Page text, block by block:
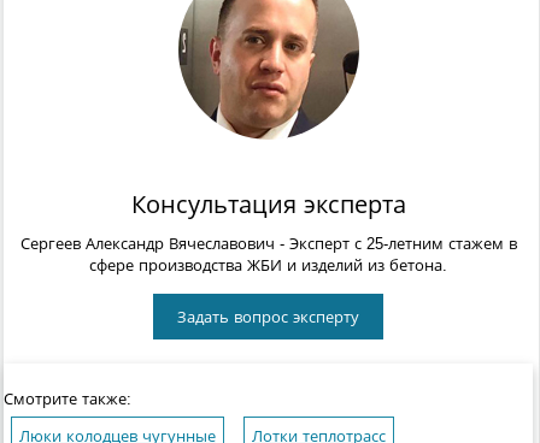
Консультация эксперта
Сергеев Александр Вячеславович - Эксперт с 25-летним стажем в
сфере производства ЖБИ и изделий из бетона.
Задать вопрос эксперту
Смотрите также:
Люки колодцев чугунные Лотки теплотрасс